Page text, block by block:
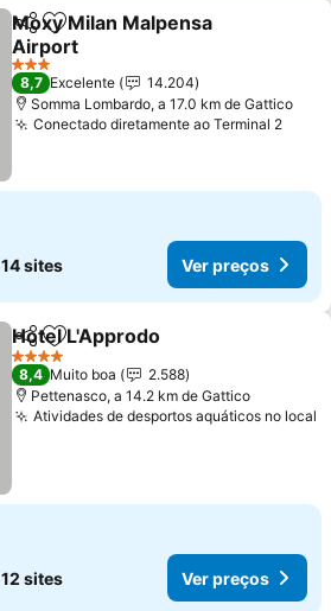
PartilharAdicionar aos favoritos
Moxy Milan Malpensa
Airport
3 Estrelas
8,7 Excelente
14.204
Somma Lombardo, a 17.0 km de Gattico
Conectado diretamente ao Terminal 2
14 sites Ver preços
PartilharAdicionar aos favoritos
Hotel L'Approdo
4 Estrelas
8,4 Muito boa
2.588
Pettenasco, a 14.2 km de Gattico
Atividades de desportos aquáticos no local
12 sites Ver preços